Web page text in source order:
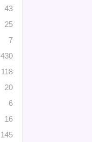
43
25
7
430
118
20
6
16
145